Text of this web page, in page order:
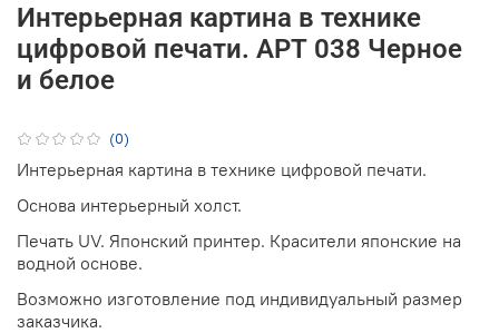
(0)
Интерьерная картина в технике
цифровой печати. АРТ 038 Черное
и белое
Интерьерная картина в технике цифровой печати.
Основа интерьерный холст.
Печать UV. Японский принтер. Красители японские на
водной основе.
Возможно изготовление под индивидуальный размер
заказчика.